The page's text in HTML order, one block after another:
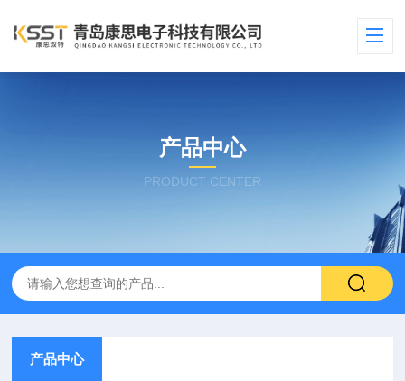
产品中心
PRODUCT CENTER
产品中心